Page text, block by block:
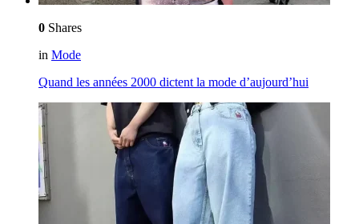
0 Shares
in Mode
Quand les années 2000 dictent la mode d’aujourd’hui